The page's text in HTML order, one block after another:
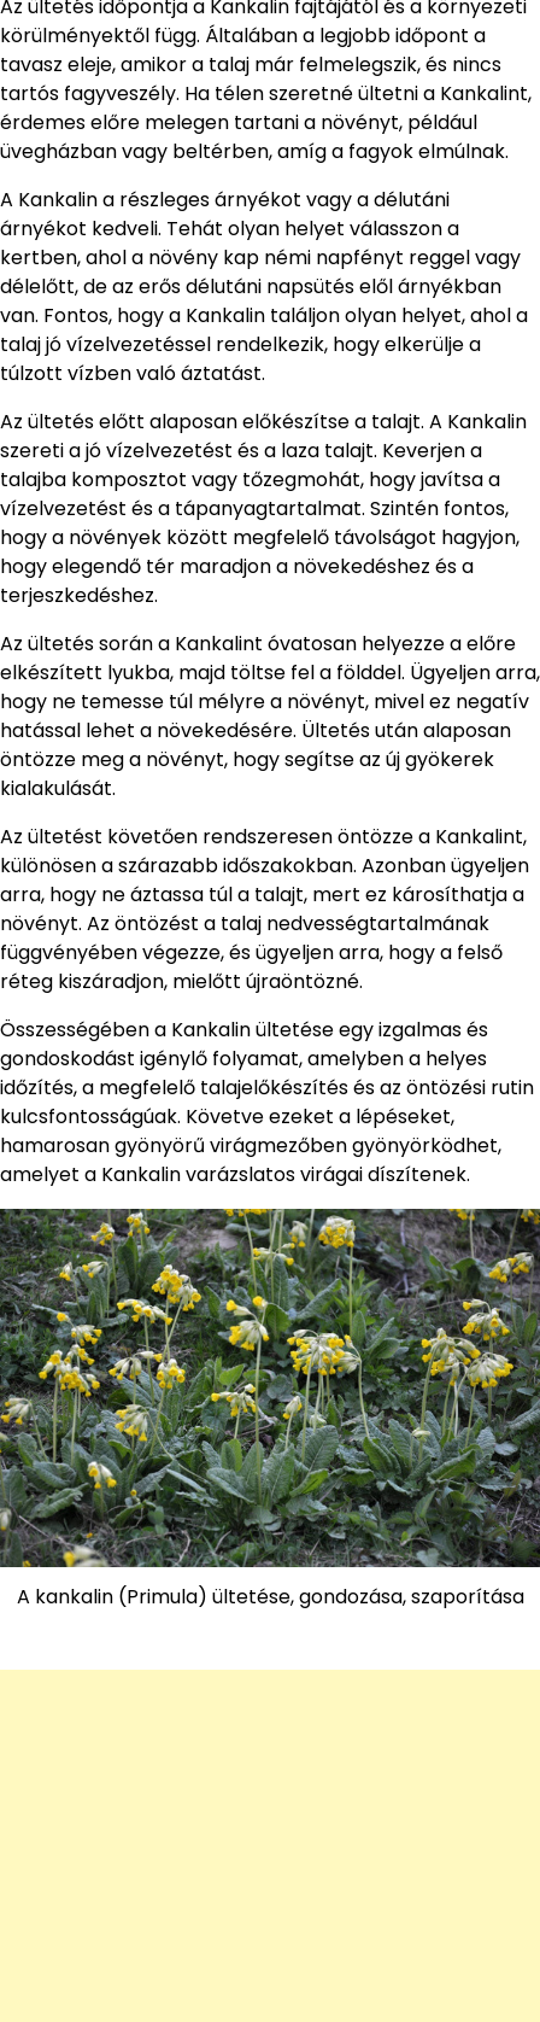
Az ültetés időpontja a Kankalin fajtájától és a környezeti
körülményektől függ. Általában a legjobb időpont a
tavasz eleje, amikor a talaj már felmelegszik, és nincs
tartós fagyveszély. Ha télen szeretné ültetni a Kankalint,
érdemes előre melegen tartani a növényt, például
üvegházban vagy beltérben, amíg a fagyok elmúlnak.
A Kankalin a részleges árnyékot vagy a délutáni
árnyékot kedveli. Tehát olyan helyet válasszon a
kertben, ahol a növény kap némi napfényt reggel vagy
délelőtt, de az erős délutáni napsütés elől árnyékban
van. Fontos, hogy a Kankalin találjon olyan helyet, ahol a
talaj jó vízelvezetéssel rendelkezik, hogy elkerülje a
túlzott vízben való áztatást.
Az ültetés előtt alaposan előkészítse a talajt. A Kankalin
szereti a jó vízelvezetést és a laza talajt. Keverjen a
talajba komposztot vagy tőzegmohát, hogy javítsa a
vízelvezetést és a tápanyagtartalmat. Szintén fontos,
hogy a növények között megfelelő távolságot hagyjon,
hogy elegendő tér maradjon a növekedéshez és a
terjeszkedéshez.
Az ültetés során a Kankalint óvatosan helyezze a előre
elkészített lyukba, majd töltse fel a földdel. Ügyeljen arra,
hogy ne temesse túl mélyre a növényt, mivel ez negatív
hatással lehet a növekedésére. Ültetés után alaposan
öntözze meg a növényt, hogy segítse az új gyökerek
kialakulását.
Az ültetést követően rendszeresen öntözze a Kankalint,
különösen a szárazabb időszakokban. Azonban ügyeljen
arra, hogy ne áztassa túl a talajt, mert ez károsíthatja a
növényt. Az öntözést a talaj nedvességtartalmának
függvényében végezze, és ügyeljen arra, hogy a felső
réteg kiszáradjon, mielőtt újraöntözné.
Összességében a Kankalin ültetése egy izgalmas és
gondoskodást igénylő folyamat, amelyben a helyes
időzítés, a megfelelő talajelőkészítés és az öntözési rutin
kulcsfontosságúak. Követve ezeket a lépéseket,
hamarosan gyönyörű virágmezőben gyönyörködhet,
amelyet a Kankalin varázslatos virágai díszítenek.
A kankalin (Primula) ültetése, gondozása, szaporítása